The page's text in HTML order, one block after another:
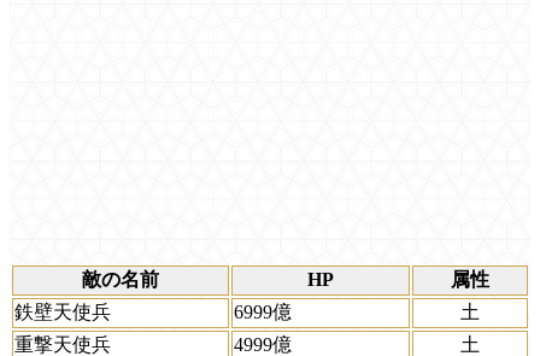
敵の名前 HP
属性
鉄壁天使兵
6999億
土
重撃天使兵
4999億 土